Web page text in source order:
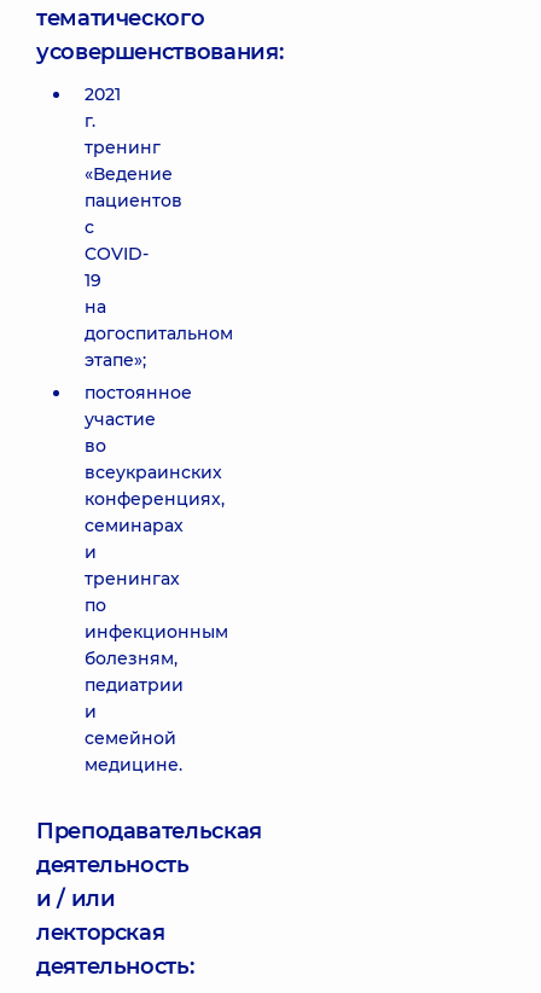
тематического
усовершенствования:
2021
г.
тренинг
«Ведение
пациентов
с
COVID-
19
на
догоспитальном
этапе»;
постоянное
участие
во
всеукраинских
конференциях,
семинарах
и
тренингах
по
инфекционным
болезням,
педиатрии
и
семейной
медицине.
Преподавательская
деятельность
и / или
лекторская
деятельность: